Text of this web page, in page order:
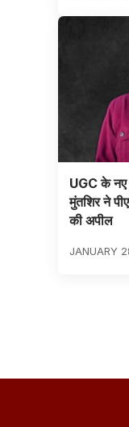
UGC के नए
मुंतशिर ने
की अपील
JANUARY